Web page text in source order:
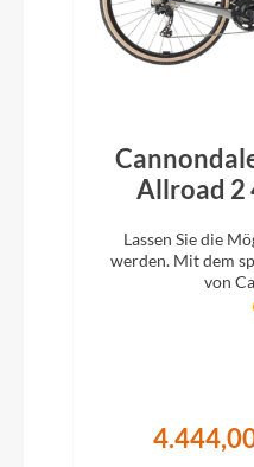
Allroad 2
Lassen Sie die
werden. Mit dem
von